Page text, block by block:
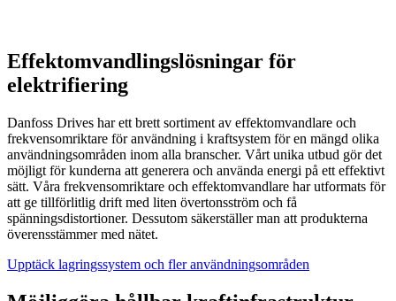
Effektomvandlingslösningar för
elektrifiering
Danfoss Drives har ett brett sortiment av effektomvandlare och
frekvensomriktare för användning i kraftsystem för en mängd olika
användningsområden inom alla branscher. Vårt unika utbud gör det
möjligt för kunderna att generera och använda energi på ett effektivt
sätt. Våra frekvensomriktare och effektomvandlare har utformats för
att ge tillförlitlig drift med liten övertonsström och få
spänningsdistortioner. Dessutom säkerställer man att produkterna
överensstämmer med nätet.
Upptäck lagringssystem och fler användningsområden